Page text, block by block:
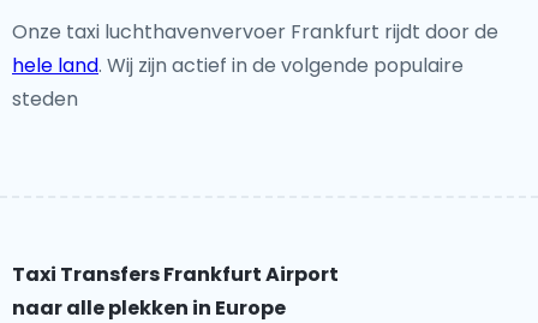
Onze taxi luchthavenvervoer Frankfurt rijdt door de
hele land. Wij zijn actief in de volgende populaire
steden
Taxi Transfers Frankfurt Airport
naar alle plekken in Europe